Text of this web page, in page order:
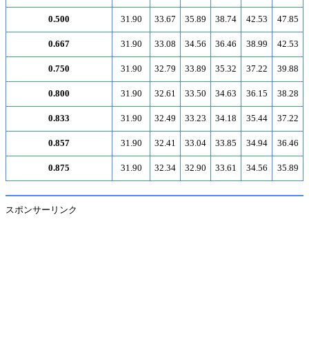
0.500 31.90 33.67 35.89 38.74 42.53 47.85
0.667 31.90 33.08 34.56 36.46 38.99 42.53
0.750 31.90 32.79 33.89 35.32 37.22 39.88
0.800 31.90 32.61 33.50 34.63 36.15 38.28
0.833 31.90 32.49 33.23 34.18 35.44 37.22
0.857 31.90 32.41 33.04 33.85 34.94 36.46
0.875 31.90 32.34 32.90 33.61 34.56 35.89
スポンサーリンク